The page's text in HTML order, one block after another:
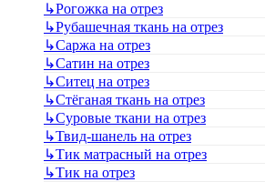
↳Рогожка на отрез
↳Рубашечная ткань на отрез
↳Саржа на отрез
↳Сатин на отрез
↳Ситец на отрез
↳Стёганая ткань на отрез
↳Суровые ткани на отрез
↳Твид-шанель на отрез
↳Тик матрасный на отрез
↳Тик на отрез